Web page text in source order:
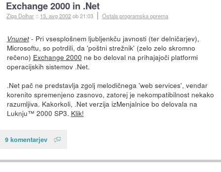
Exchange 2000 in .Net
Ziga Dolhar :: 13. avg 2002ob 21:03 Ostala programska oprema
Vnunet- Pri vsesplošnem ljubljenkču javnosti (ter delničarjev),
Microsoftu, so potrdili, da 'poštni strežnik' (zelo zelo skromno
rečeno) Exchange 2000 ne bo deloval na prihajajoči platformi
operacijskih sistemov .Net.
.Net pač ne predstavlja zgolj melodičnega 'web services', vendar
korenito spremenjeno zasnovo, zatorej je nekompatibilnost nekako
razumljiva. Kakorkoli, .Net verzija izMenjalnice bo delovala na
Luknju™ 2000 SP3. Klik!
9 komentarjev